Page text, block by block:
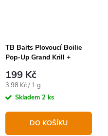
TB Baits Plovoucí Boilie
Pop-Up Grand Krill +
199 Kč
Měrná
cena:
3,98 Kč / 1 g
Skladem 2 ks
DO KOŠÍKU